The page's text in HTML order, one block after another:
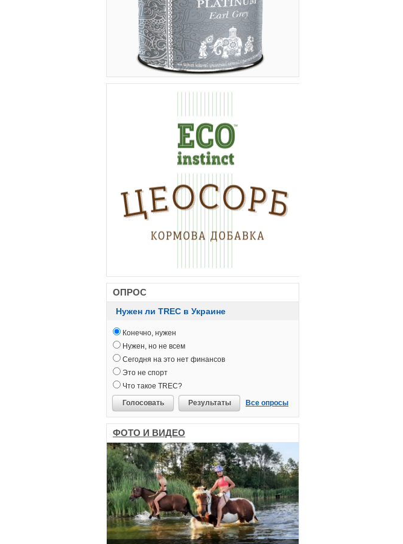
ОПРОС
Нужен ли TREC в Украине
Конечно, нужен
Нужен, но не всем
Сегодня на это нет финансов
Это не спорт
Что такое TREC?
Голосовать
Результаты Все опросы
ФОТО И ВИДЕО